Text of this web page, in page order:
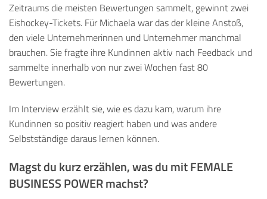
Zeitraums die meisten Bewertungen sammelt, gewinnt zwei
Eishockey-Tickets. Für Michaela war das der kleine Anstoß,
den viele Unternehmerinnen und Unternehmer manchmal
brauchen. Sie fragte ihre Kundinnen aktiv nach Feedback und
sammelte innerhalb von nur zwei Wochen fast 80
Bewertungen.
Im Interview erzählt sie, wie es dazu kam, warum ihre
Kundinnen so positiv reagiert haben und was andere
Selbstständige daraus lernen können.
Magst du kurz erzählen, was du mit FEMALE
BUSINESS POWER machst?